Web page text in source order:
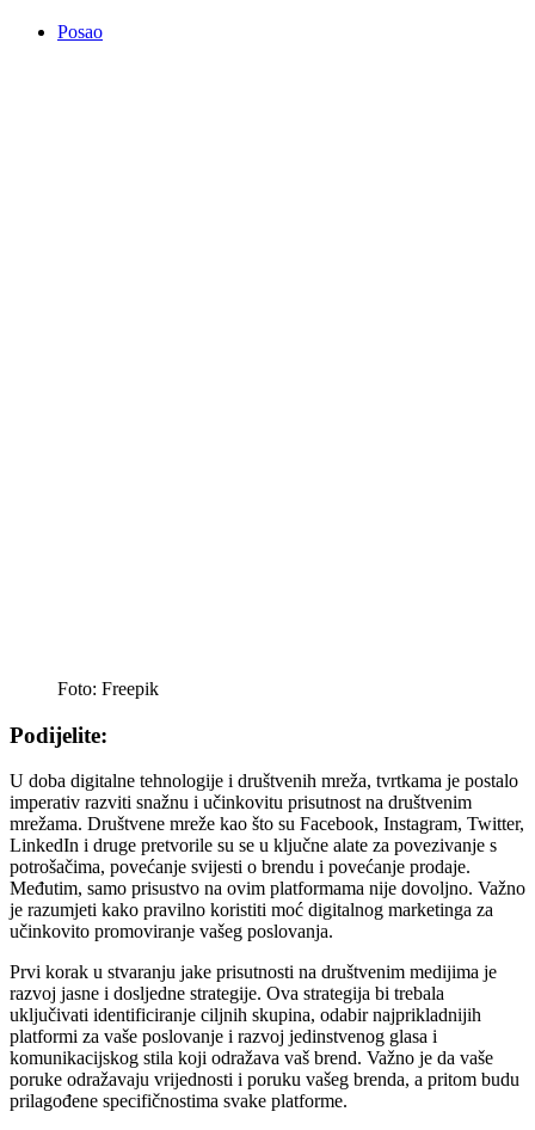
Posao
Foto: Freepik
Podijelite:
U doba digitalne tehnologije i društvenih mreža, tvrtkama je postalo
imperativ razviti snažnu i učinkovitu prisutnost na društvenim
mrežama. Društvene mreže kao što su Facebook, Instagram, Twitter,
LinkedIn i druge pretvorile su se u ključne alate za povezivanje s
potrošačima, povećanje svijesti o brendu i povećanje prodaje.
Međutim, samo prisustvo na ovim platformama nije dovoljno. Važno
je razumjeti kako pravilno koristiti moć digitalnog marketinga za
učinkovito promoviranje vašeg poslovanja.
Prvi korak u stvaranju jake prisutnosti na društvenim medijima je
razvoj jasne i dosljedne strategije. Ova strategija bi trebala
uključivati ​​identificiranje ciljnih skupina, odabir najprikladnijih
platformi za vaše poslovanje i razvoj jedinstvenog glasa i
komunikacijskog stila koji odražava vaš brend. Važno je da vaše
poruke odražavaju vrijednosti i poruku vašeg brenda, a pritom budu
prilagođene specifičnostima svake platforme.